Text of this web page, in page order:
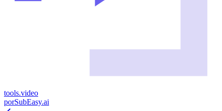
tools.video
porSubEasy.ai